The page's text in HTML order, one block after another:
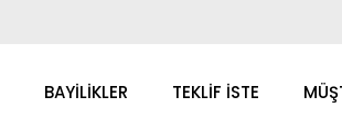
BAYİLİKLER TEKLİF İSTE